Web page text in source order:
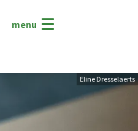
menu
Eline Dresselaerts